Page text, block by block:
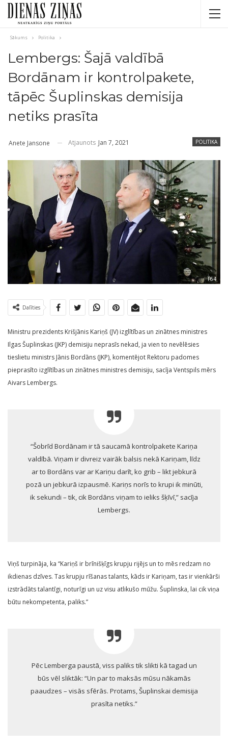
Sākums Politika
Lembergs: Šajā valdībā
Bordānam ir kontrolpakete,
tāpēc Šuplinskas demisija
netiks prasīta
POLITIKA
Anete Jansone Atjaunots Jan 7, 2021
F64
Dalīties
Ministru prezidents Krišjānis Kariņš (JV) izglītības un zinātnes ministres
Ilgas Šuplinskas (JKP) demisiju neprasīs nekad, ja vien to nevēlēsies
tieslietu ministrs Jānis Bordāns (JKP), komentējot Rektoru padomes
pieprasīto izglītības un zinātnes ministres demisiju, sacīja Ventspils mērs
Aivars Lembergs.
“Šobrīd Bordānam ir tā saucamā kontrolpakete Kariņa
valdībā. Viņam ir divreiz vairāk balsis nekā Kariņam, līdz
ar to Bordāns var ar Kariņu darīt, ko grib – likt jebkurā
pozā un jebkurā izpausmē. Kariņs norīs to krupi ik minūti,
ik sekundi – tik, cik Bordāns viņam to ieliks šķīvī,” sacīja
Lembergs.
Viņš turpināja, ka “Kariņš ir brīnišķīgs krupju rijējs un to mēs redzam no
ikdienas dzīves. Tas krupju rīšanas talants, kāds ir Kariņam, tas ir vienkārši
izstrādāts talantīgi, noturīgi un uz visu atlikušo mūžu. Šuplinska, lai cik viņa
būtu nekompetenta, paliks.”
Pēc Lemberga paustā, viss paliks tik slikti kā tagad un
būs vēl sliktāk: “Un par to maksās mūsu nākamās
paaudzes – visās sfērās. Protams, Šuplinskai demisija
prasīta netiks.”